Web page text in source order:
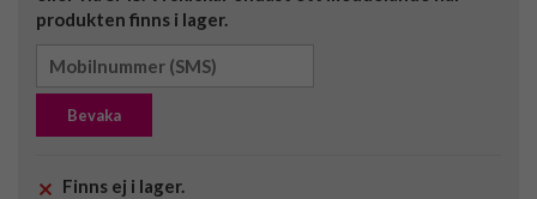
produkten finns i lager.
Bevaka
Finns ej i lager.